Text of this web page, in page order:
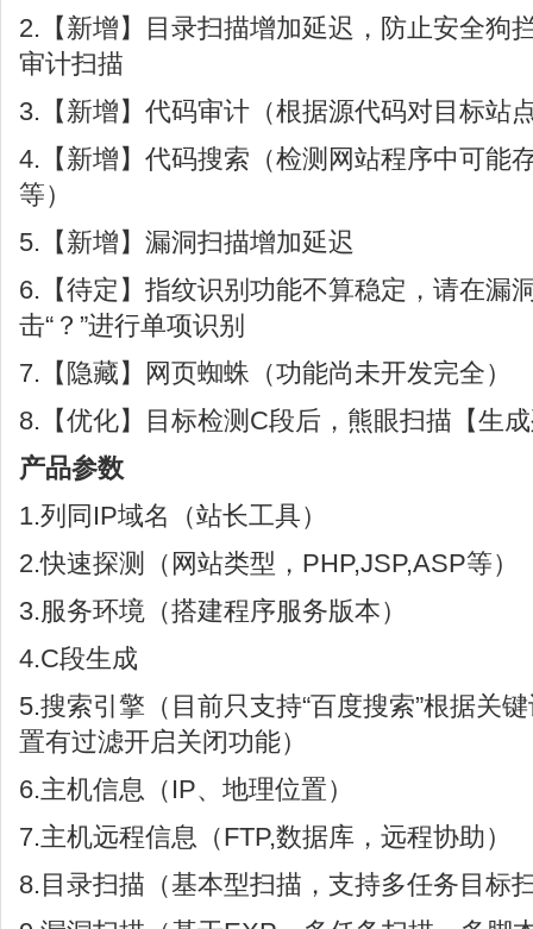
2.【新增】目录扫描增加延迟，防止安全狗
审计扫描
3.【新增】代码审计（根据源代码对目标站
4.【新增】代码搜索（检测网站程序中可能
等）
5.【新增】漏洞扫描增加延迟
6.【待定】指纹识别功能不算稳定，请在漏
击“？”进行单项识别
7.【隐藏】网页蜘蛛（功能尚未开发完全）
8.【优化】目标检测C段后，熊眼扫描【生
产品参数
1.列同IP域名（站长工具）
2.快速探测（网站类型，PHP,JSP,ASP等）
3.服务环境（搭建程序服务版本）
4.C段生成
5.搜索引擎（目前只支持“百度搜索”根据关
置有过滤开启关闭功能）
6.主机信息（IP、地理位置）
7.主机远程信息（FTP,数据库，远程协助）
8.目录扫描（基本型扫描，支持多任务目标